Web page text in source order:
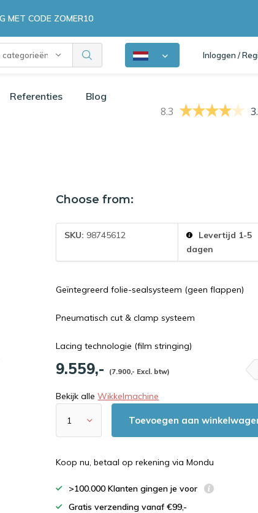
categorieën Inloggen /
MET CODE ZOMER10
Referenties Blog
8.3
Choose from:
SKU: 98745612
Levertijd 1-5
dagen
Geïntegreerd folie-sealsysteem (geen flappen)
Pneumatisch cut & clamp systeem
Lacing technologie (film stringing)
9.559,- (7.900,- Excl. btw)
Bekijk alleWikkelmachine
Toevoegen aan
Koop nu, betaal op rekening via Mondu
>100.000 Klanten gingen je voor
Gratis verzending vanaf €99,-